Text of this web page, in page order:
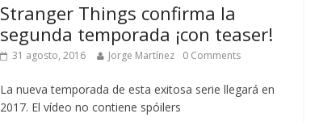
Stranger Things confirma la
segunda temporada ¡con teaser!
31 agosto, 2016 Jorge Martínez 0 Comments
La nueva temporada de esta exitosa serie llegará en
2017. El vídeo no contiene spóilers